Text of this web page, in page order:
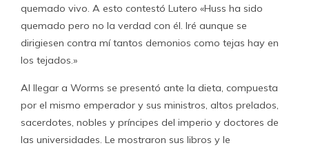
quemado vivo. A esto contestó Lutero «Huss ha sido
quemado pero no la verdad con él. Iré aunque se
dirigiesen contra mí tantos demonios como tejas hay en
los tejados.»
Al llegar a Worms se presentó ante la dieta, compuesta
por el mismo emperador y sus ministros, altos prelados,
sacerdotes, nobles y príncipes del imperio y doctores de
las universidades. Le mostraron sus libros y le